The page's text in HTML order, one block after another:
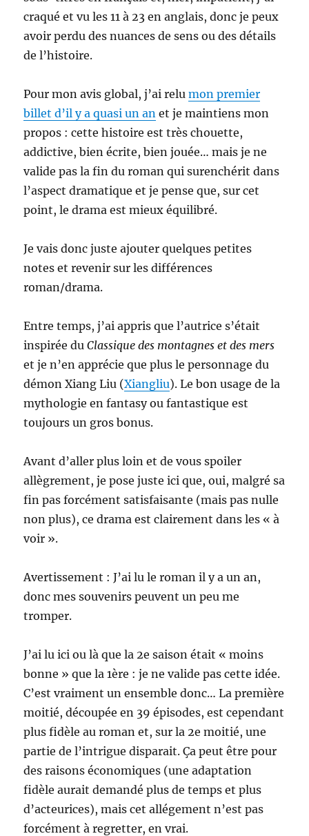
craqué et vu les 11 à 23 en anglais, donc je peux
avoir perdu des nuances de sens ou des détails
de l’histoire.
Pour mon avis global, j’ai relumon premier
billet d’il y a quasi un an et je maintiens mon
propos : cette histoire est très chouette,
addictive, bien écrite, bien jouée… mais je ne
valide pas la fin du roman qui surenchérit dans
l’aspect dramatique et je pense que, sur cet
point, le drama est mieux équilibré.
Je vais donc juste ajouter quelques petites
notes et revenir sur les différences
roman/drama.
Entre temps, j’ai appris que l’autrice s’était
inspirée duClassique des montagnes et des mers
et je n’en apprécie que plus le personnage du
démon Xiang Liu (Xiangliu). Le bon usage de la
mythologie en fantasy ou fantastique est
toujours un gros bonus.
Avant d’aller plus loin et de vous spoiler
allègrement, je pose juste ici que, oui, malgré sa
fin pas forcément satisfaisante (mais pas nulle
non plus), ce drama est clairement dans les « à
voir ».
Avertissement : J’ai lu le roman il y a un an,
donc mes souvenirs peuvent un peu me
tromper.
J’ai lu ici ou là que la 2e saison était « moins
bonne » que la 1ère : je ne valide pas cette idée.
C’est vraiment un ensemble donc… La première
moitié, découpée en 39 épisodes, est cependant
plus fidèle au roman et, sur la 2e moitié, une
partie de l’intrigue disparait. Ça peut être pour
des raisons économiques (une adaptation
fidèle aurait demandé plus de temps et plus
d’acteurices), mais cet allégement n’est pas
forcément à regretter, en vrai.